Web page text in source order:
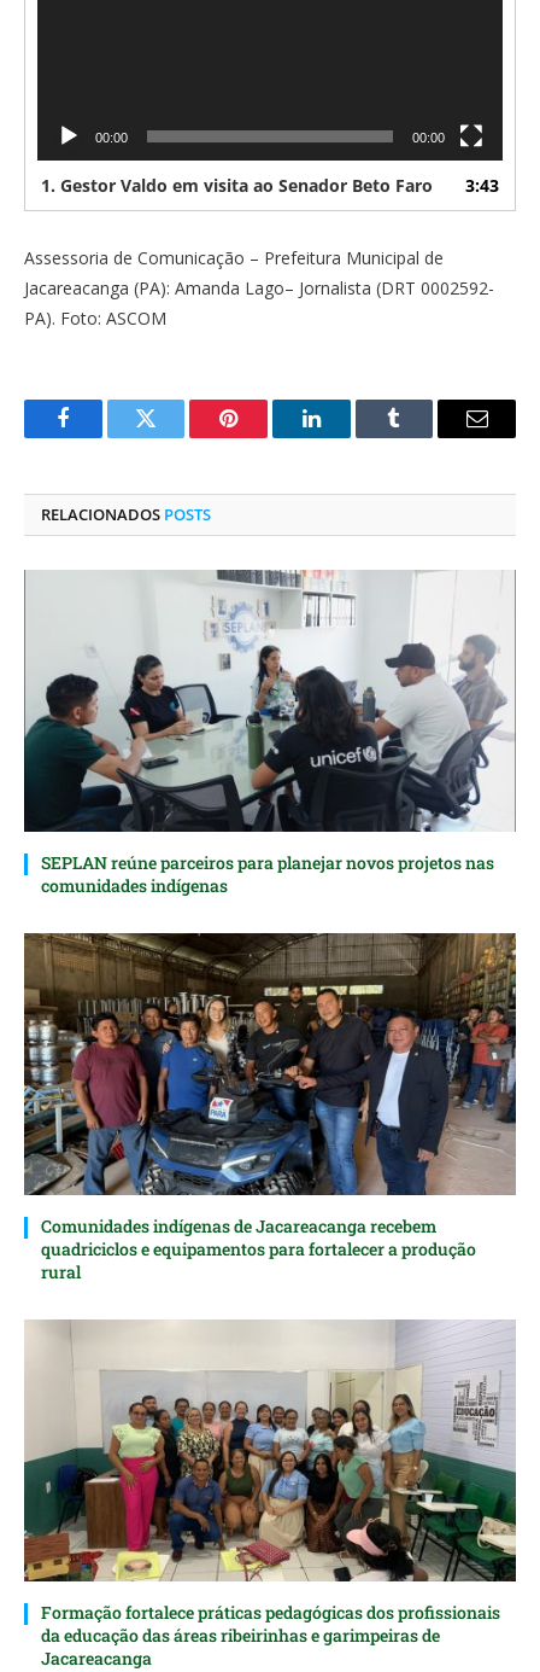
00:00 00:00
1. Gestor Valdo em visita ao Senador Beto Faro 3:43
Assessoria de Comunicação – Prefeitura Municipal de
Jacareacanga (PA): Amanda Lago– Jornalista (DRT 0002592-
PA). Foto: ASCOM
FacebookTwitter Pinterest O
Tumblr
E-
RELACIONADOS POSTS
SEPLAN reúne parceiros para planejar novos projetos nas
comunidades indígenas
Comunidades indígenas de Jacareacanga recebem
quadriciclos e equipamentos para fortalecer a produção
rural
Formação fortalece práticas pedagógicas dos profissionais
da educação das áreas ribeirinhas e garimpeiras de
Jacareacanga